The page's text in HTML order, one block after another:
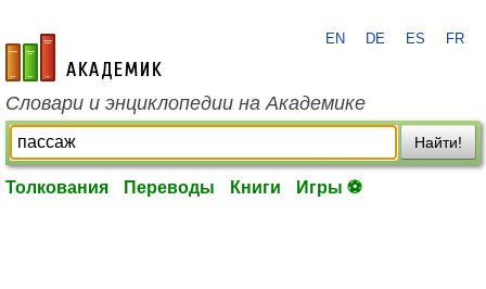
academic.ru
EN DE ES FR
Словари и энциклопедии на Академике
Найти!
Толкования Переводы Книги Игры ⚽